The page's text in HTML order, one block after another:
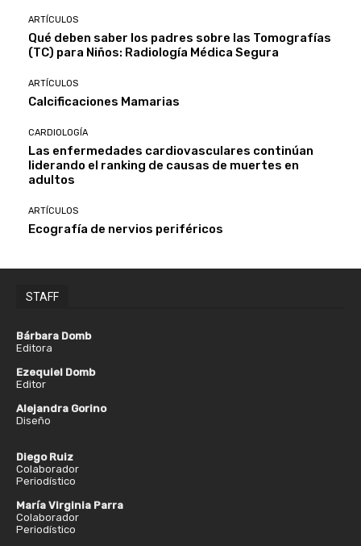
ARTÍCULOS
Qué deben saber los padres sobre las Tomografías
(TC) para Niños: Radiología Médica Segura
ARTÍCULOS
Calcificaciones Mamarias
CARDIOLOGÍA
Las enfermedades cardiovasculares continúan
liderando el ranking de causas de muertes en
adultos
ARTÍCULOS
Ecografía de nervios periféricos
STAFF
Bárbara Domb
Editora
Ezequiel Domb
Editor
Alejandra Gorino
Diseño
Diego Ruiz
Colaborador
Periodístico
María Virginia Parra
Colaborador
Periodístico